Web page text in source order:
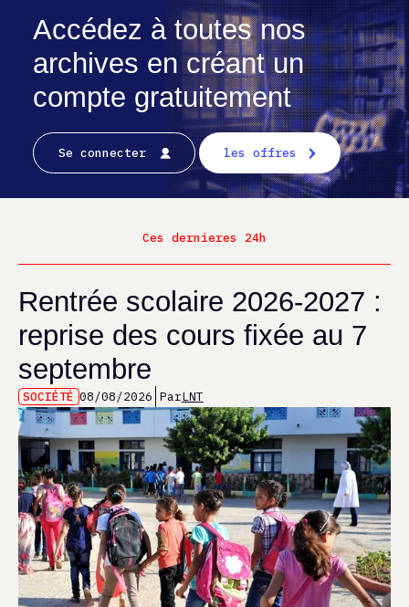
Accédez à toutes nos
archives en créant un
compte gratuitement
Se connecter les offres
Ces dernieres 24h
Rentrée scolaire 2026-2027 :
reprise des cours fixée au 7
septembre
SOCIÉTÉ 08/08/2026 ParLNT